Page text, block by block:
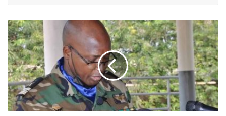
Togo/FAT:
Le
Lieutenant-
Colonel
N’Gowaki
Kadanga
prend
la
tête